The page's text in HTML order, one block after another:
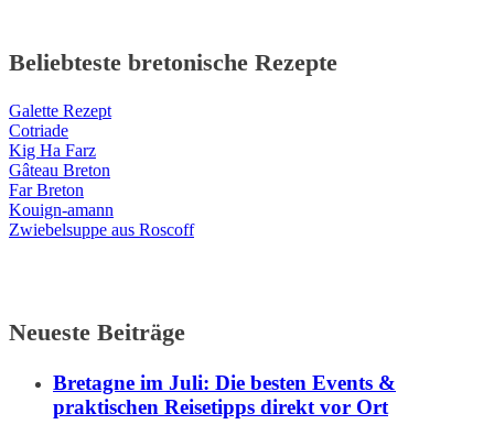
Beliebteste bretonische Rezepte
Galette Rezept
Cotriade
Kig Ha Farz
Gâteau Breton
Far Breton
Kouign-amann
Zwiebelsuppe aus Roscoff
Neueste Beiträge
Bretagne im Juli: Die besten Events &
praktischen Reisetipps direkt vor Ort